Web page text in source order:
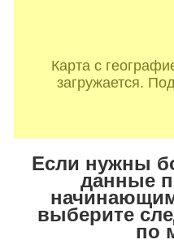
Карта с
загружается.
Если нужны
данные
выберите
по